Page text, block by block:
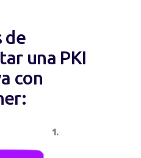
de
una PKI
con
1.